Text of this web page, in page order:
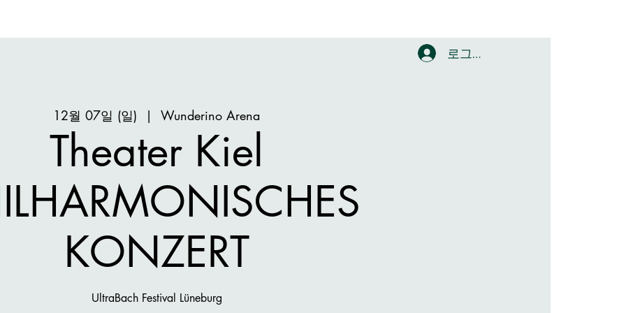
로그인
12월 07일 (일)
  |
Wunderino Arena
Theater Kiel
KONZERT
UltraBach Festival Lüneburg